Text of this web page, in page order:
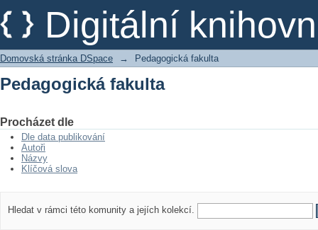
Digitální
Pedagogická fakulta
Domovská stránka DSpace → Pedagogická fakulta
Pedagogická fakulta
Procházet dle
Dle data publikování
Autoři
Názvy
Klíčová slova
Hledat v rámci této komunity a jejích kolekcí.